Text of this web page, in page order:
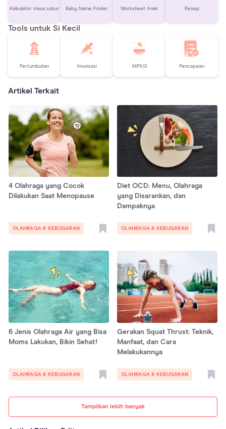
Kalkulator masa subur Baby Name Finder Worksheet Anak Resep
Tools untuk Si Kecil
Pertumbuhan Imunisasi MPASI Pencapaian
Artikel Terkait
Tampilkan lebih banyak
4 Olahraga yang Cocok
Dilakukan Saat Menopause
OLAHRAGA & KEBUGARAN
Diet OCD: Menu, Olahraga
yang Disarankan, dan
Dampaknya
OLAHRAGA & KEBUGARAN
6 Jenis Olahraga Air yang Bisa
Moms Lakukan, Bikin Sehat!
OLAHRAGA & KEBUGARAN
Gerakan Squat Thrust: Teknik,
Manfaat, dan Cara
Melakukannya
OLAHRAGA & KEBUGARAN